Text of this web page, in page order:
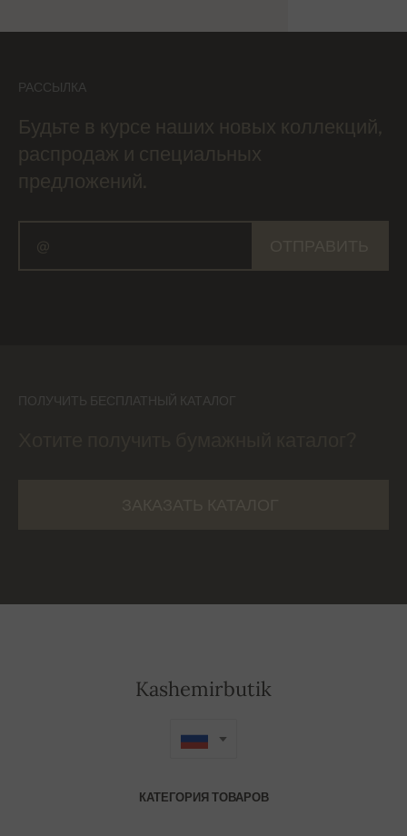
РАССЫЛКА
Будьте в курсе наших новых коллекций,
распродаж и специальных
предложений.
ПОЛУЧИТЬ БЕСПЛАТНЫЙ КАТАЛОГ
Kashemirbutik
КАТЕГОРИЯ ТОВАРОВ